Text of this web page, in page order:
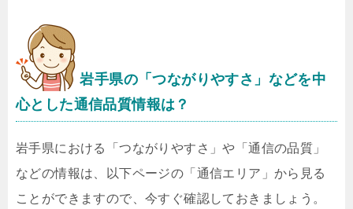
岩手県の「つながりやすさ」などを中
心とした通信品質情報は？
岩手県における「つながりやすさ」や「通信の品質」
などの情報は、以下ページの「通信エリア」から見る
ことができますので、今すぐ確認しておきましょう。